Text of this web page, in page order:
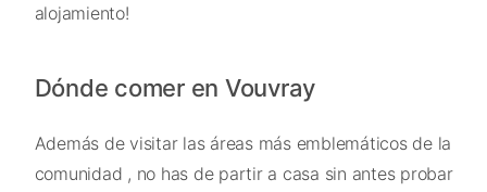
alojamiento!
Dónde comer en Vouvray
Además de visitar las áreas más emblemáticos de la
comunidad , no has de partir a casa sin antes probar